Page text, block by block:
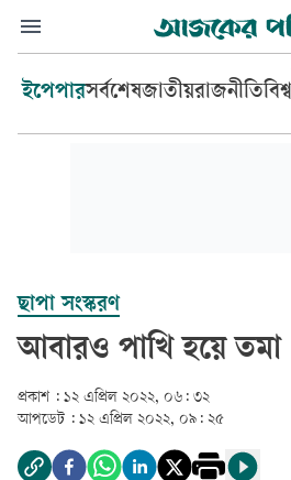
ইপেপারসর্বশেষজাতীয়রাজনীতিবিশ্ব
ছাপা সংস্করণ
আবারও পাখি হয়ে তমা
প্রকাশ : ১২ এপ্রিল ২০২২, ০৬: ৩২
আপডেট : ১২ এপ্রিল ২০২২, ০৯: ২৫